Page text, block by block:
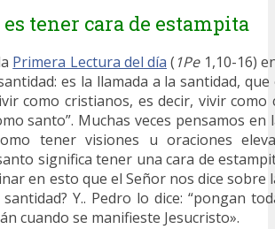
tener cara de estampita
Primera Lectura del día ( 1Pe1,10-16)
es la llamada a la santidad,
como cristianos, es decir, vivir
santo”. Muchas veces pensamos
tener visiones u oraciones
significa tener una cara de
en esto que el Señor nos dice sobre
Y.. Pedro lo dice: “pongan
cuando se manifieste Jesucristo».